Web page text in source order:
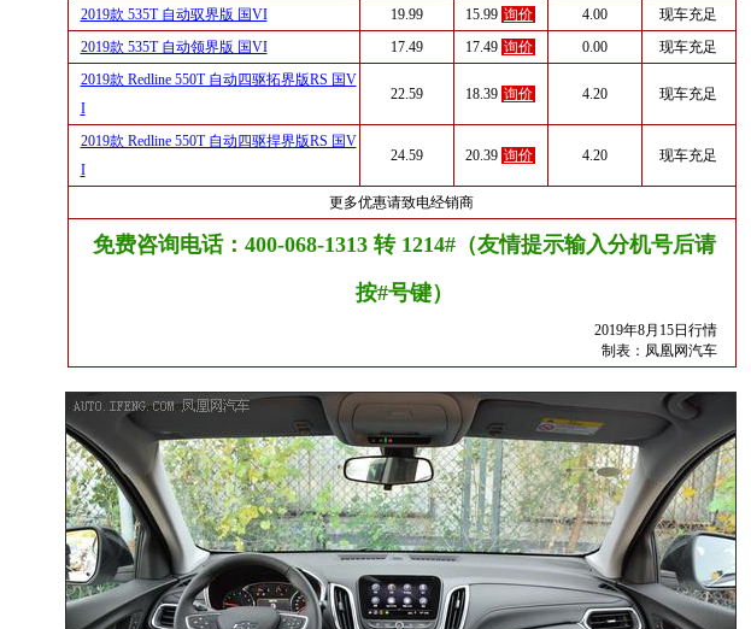
2019款 535T 自动驭界版 国VI
19.99 15.99 询价 4.00
现车充足
2019款 535T 自动领界版 国VI
17.49 17.49 询价 0.00
现车充足
2019款 Redline 550T 自动四驱拓界版RS 国V
I
22.59 18.39 询价 4.20 现车充足
2019款 Redline 550T 自动四驱捍界版RS 国V
I
24.59 20.39 询价 4.20 现车充足
更多优惠请致电经销商
免费咨询电话：400-068-1313 转 1214#（友情提示输入分机号后请
按#号键）
2019年8月15日行情
制表： 凤凰网汽车